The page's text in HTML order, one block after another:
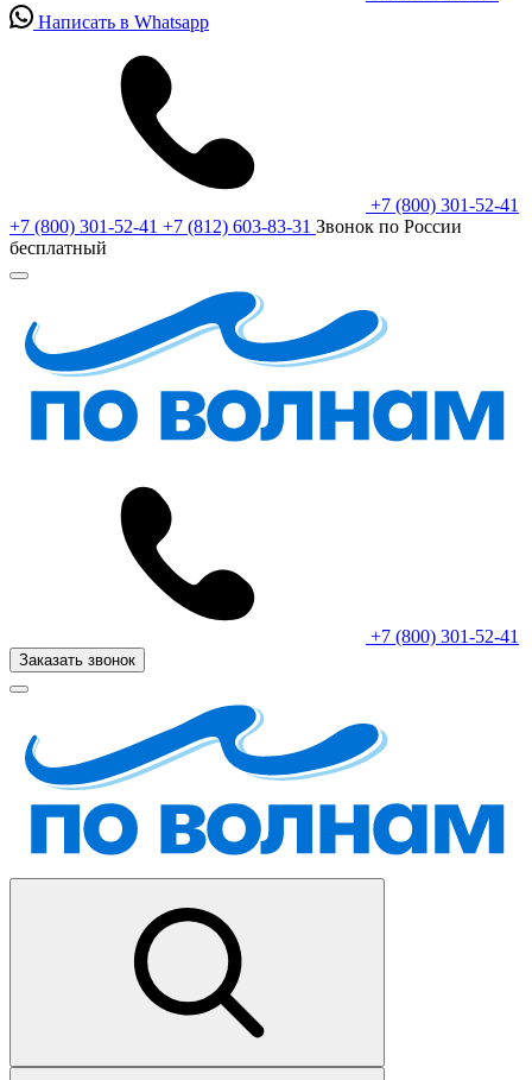
Написать в Whatsapp
+7 (800) 301-52-41
+7 (800) 301-52-41 +7 (812) 603-83-31 Звонок по России
бесплатный
+7 (800) 301-52-41
Заказать звонок